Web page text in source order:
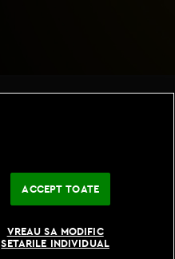
ACCEPT TOATE
VREAU SA MODIFIC
SETARILE INDIVIDUAL